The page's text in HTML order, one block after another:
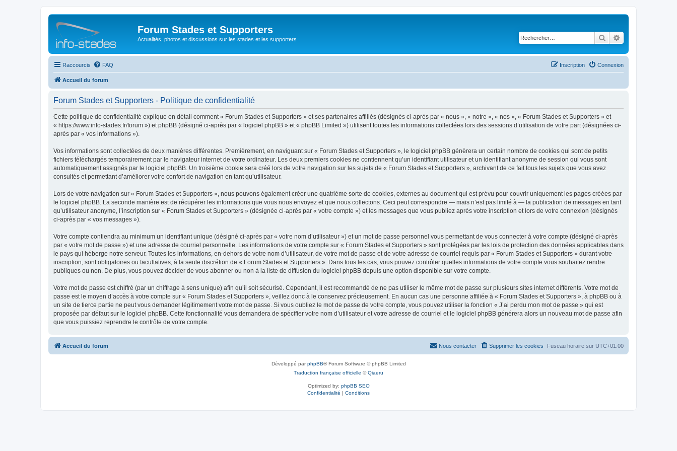
Forum Stades et Supporters
Actualités, photos et discussions sur les stades et les supporters Rechercher
Raccourcis FAQ Connexion
Inscription
Accueil du forum
Forum Stades et Supporters - Politique de confidentialité
Cette politique de confidentialité explique en détail comment « Forum Stades et Supporters » et ses partenaires affiliés (désignés ci-après par « nous », « notre », « nos », « Forum Stades et Supporters » et
« https://www.info-stades.fr/forum ») et phpBB (désigné ci-après par « logiciel phpBB » et « phpBB Limited ») utilisent toutes les informations collectées lors des sessions d’utilisation de votre part (désignées ci-
après par « vos informations »).
Vos informations sont collectées de deux manières différentes. Premièrement, en naviguant sur « Forum Stades et Supporters », le logiciel phpBB génèrera un certain nombre de cookies qui sont de petits
fichiers téléchargés temporairement par le navigateur internet de votre ordinateur. Les deux premiers cookies ne contiennent qu’un identifiant utilisateur et un identifiant anonyme de session qui vous sont
automatiquement assignés par le logiciel phpBB. Un troisième cookie sera créé lors de votre navigation sur les sujets de « Forum Stades et Supporters », archivant de ce fait tous les sujets que vous avez
consultés et permettant d’améliorer votre confort de navigation en tant qu’utilisateur.
Lors de votre navigation sur « Forum Stades et Supporters », nous pouvons également créer une quatrième sorte de cookies, externes au document qui est prévu pour couvrir uniquement les pages créées par
le logiciel phpBB. La seconde manière est de récupérer les informations que vous nous envoyez et que nous collectons. Ceci peut correspondre — mais n’est pas limité à — la publication de messages en tant
qu’utilisateur anonyme, l’inscription sur « Forum Stades et Supporters » (désignée ci-après par « votre compte ») et les messages que vous publiez après votre inscription et lors de votre connexion (désignés
ci-après par « vos messages »).
Votre compte contiendra au minimum un identifiant unique (désigné ci-après par « votre nom d’utilisateur ») et un mot de passe personnel vous permettant de vous connecter à votre compte (désigné ci-après
par « votre mot de passe ») et une adresse de courriel personnelle. Les informations de votre compte sur « Forum Stades et Supporters » sont protégées par les lois de protection des données applicables dans
le pays qui héberge notre serveur. Toutes les informations, en-dehors de votre nom d’utilisateur, de votre mot de passe et de votre adresse de courriel requis par « Forum Stades et Supporters » durant votre
inscription, sont obligatoires ou facultatives, à la seule discrétion de « Forum Stades et Supporters ». Dans tous les cas, vous pouvez contrôler quelles informations de votre compte vous souhaitez rendre
publiques ou non. De plus, vous pouvez décider de vous abonner ou non à la liste de diffusion du logiciel phpBB depuis une option disponible sur votre compte.
Votre mot de passe est chiffré (par un chiffrage à sens unique) afin qu’il soit sécurisé. Cependant, il est recommandé de ne pas utiliser le même mot de passe sur plusieurs sites internet différents. Votre mot de
passe est le moyen d’accès à votre compte sur « Forum Stades et Supporters », veillez donc à le conservez précieusement. En aucun cas une personne affiliée à « Forum Stades et Supporters », à phpBB ou à
un site de tierce partie ne peut vous demander légitimement votre mot de passe. Si vous oubliez le mot de passe de votre compte, vous pouvez utiliser la fonction « J’ai perdu mon mot de passe » qui est
proposée par défaut sur le logiciel phpBB. Cette fonctionnalité vous demandera de spécifier votre nom d’utilisateur et votre adresse de courriel et le logiciel phpBB générera alors un nouveau mot de passe afin
que vous puissiez reprendre le contrôle de votre compte.
Accueil du forum Fuseau horaire sur UTC+01:00
Supprimer les cookies
Nous contacter
Développé parphpBB® Forum Software © phpBB Limited
Traduction française officielle ©Qiaeru
Optimized by: phpBB SEO
Confidentialité | Conditions